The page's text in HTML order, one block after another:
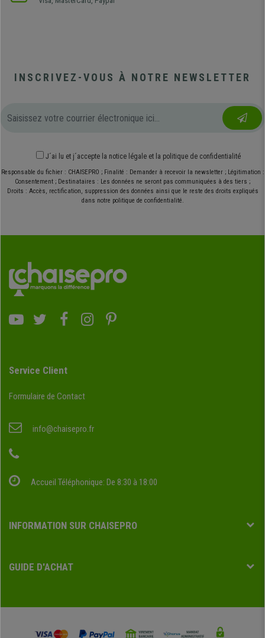
INSCRIVEZ-VOUS À NOTRE NEWSLETTER
J´ai lu et j´accepte la notice légale et la politique de confidentialité
Responsable du fichier : CHAISEPRO ; Finalité : Demander à recevoir la newsletter ; Légitimation :
Consentement ; Destinataires : Les données ne seront pas communiquées à des tiers ;
Droits : Accès, rectification, suppression des données ainsi que le reste des droits expliqués
dans notre politique de confidentialité.
Service Client
Formulaire de Contact
info@chaisepro.fr
Accueil Téléphonique: De 8:30 à 18:00
INFORMATION SUR CHAISEPRO
GUIDE D'ACHAT